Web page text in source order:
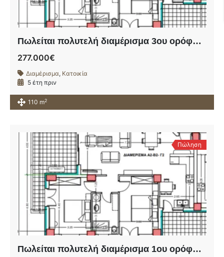
Πωλείται πολυτελή διαμέρισμα 3ου ορόφου σε υπό ανέγερση οικοδομή πλησίον της οδού Ηρώων Πολυτεχνείου.
277.000€
Διαμέρισμα, Κατοικία
5 έτη πριν
110 m2
Πώληση
Πωλείται πολυτελή διαμέρισμα 1ου ορόφου σε υπό ανέγερση οικοδομή πλησίον της οδού Ηρώων Πολυτεχνείου.